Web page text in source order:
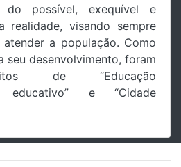
do possível, exequível e
realidade, visando sempre
a população. Como
seu desenvolvimento, foram
de “Educação
educativo” e “Cidade